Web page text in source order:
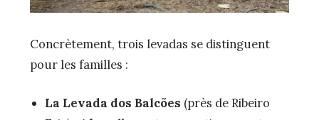
Concrètement, trois levadas se distinguent
pour les familles :
La Levada dos Balcões (près de Ribeiro